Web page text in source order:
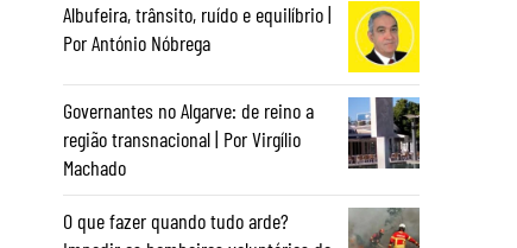
Albufeira, trânsito, ruído e equilíbrio |
Por António Nóbrega
Governantes no Algarve: de reino a
região transnacional | Por Virgílio
Machado
O que fazer quando tudo arde?